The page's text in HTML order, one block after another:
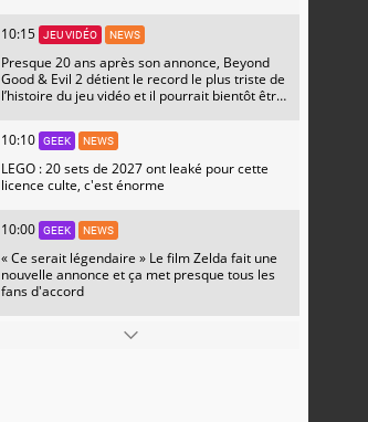
10:15
JEU VIDÉO NEWS
Presque 20 ans après son annonce, Beyond
Good & Evil 2 détient le record le plus triste de
l’histoire du jeu vidéo et il pourrait bientôt être
10:10
GEEK NEWS
LEGO : 20 sets de 2027 ont leaké pour cette
licence culte, c'est énorme
10:00 GEEK NEWS
« Ce serait légendaire » Le film Zelda fait une
nouvelle annonce et ça met presque tous les
fans d'accord